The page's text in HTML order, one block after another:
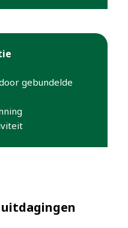
gebundelde